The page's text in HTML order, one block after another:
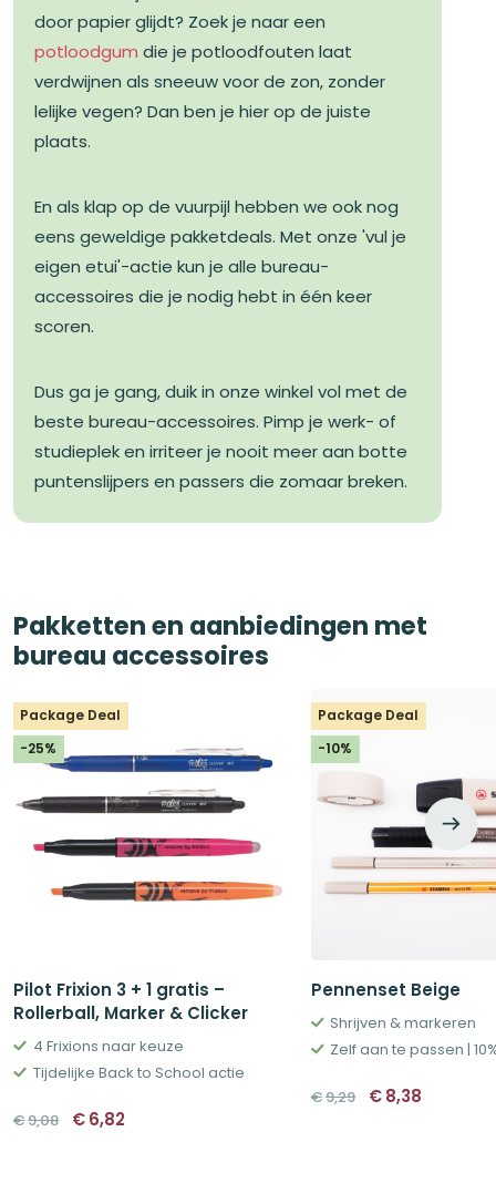
door papier glijdt? Zoek je naar een
potloodgum die je potloodfouten laat
verdwijnen als sneeuw voor de zon, zonder
lelijke vegen? Dan ben je hier op de juiste
plaats.
En als klap op de vuurpijl hebben we ook nog
eens geweldige pakketdeals. Met onze 'vul je
eigen etui'-actie kun je alle bureau-
accessoires die je nodig hebt in één keer
scoren.
Dus ga je gang, duik in onze winkel vol met de
beste bureau-accessoires. Pimp je werk- of
studieplek en irriteer je nooit meer aan botte
puntenslijpers en passers die zomaar breken.
Pakketten en aanbiedingen met
bureau accessoires
Package Deal
-25%
Pilot Frixion 3 + 1 gratis –
Rollerball, Marker & Clicker
4 Frixions naar keuze
Tijdelijke Back to School actie
€9,08 Oorspronkelijke
prijs
€6,82
Package Deal
-10%
Pennenset Beige
Shrijven & markeren
Zelf aan te passen |
€9,29 prijs
€8,38